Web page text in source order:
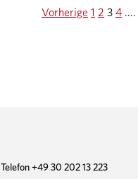
Vorherige 1 2 3 4 ....
Telefon +49 30 202 13 223